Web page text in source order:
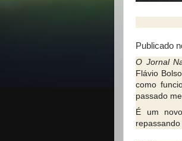
Publicado
O Jornal
Flávio
como
passado
É um